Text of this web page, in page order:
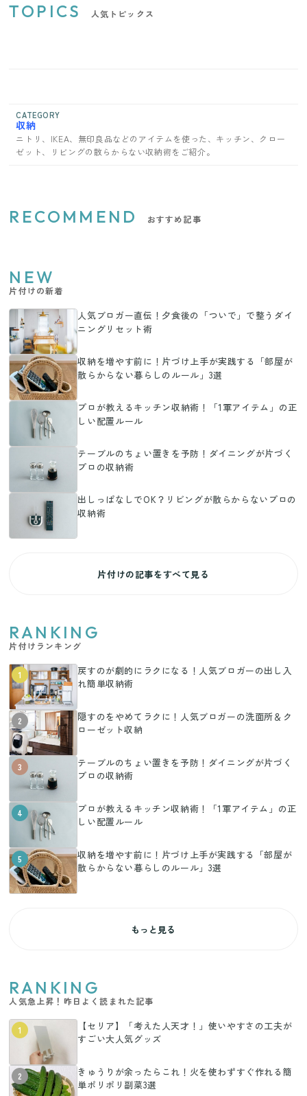
TOPICS 人気トピックス
CATEGORY
収納
ニトリ、IKEA、無印良品などのアイテムを使った、キッチン、クロー
ゼット、リビングの散らからない収納術をご紹介。
RECOMMEND おすすめ記事
NEW
片付けの新着
人気ブロガー直伝！夕食後の「ついで」で整うダイ
ニングリセット術
収納を増やす前に！片づけ上手が実践する「部屋が
散らからない暮らしのルール」3選
プロが教えるキッチン収納術！「1軍アイテム」の正
しい配置ルール
テーブルのちょい置きを予防！ダイニングが片づく
プロの収納術
出しっぱなしでOK？リビングが散らからないプロの
収納術
片付けの記事をすべて見る
RANKING
片付けランキング
1
戻すのが劇的にラクになる！人気ブロガーの出し入
れ簡単収納術
2
隠すのをやめてラクに！人気ブロガーの洗面所＆ク
ローゼット収納
3
テーブルのちょい置きを予防！ダイニングが片づく
プロの収納術
4
プロが教えるキッチン収納術！「1軍アイテム」の正
しい配置ルール
5
収納を増やす前に！片づけ上手が実践する「部屋が
散らからない暮らしのルール」3選
もっと見る
RANKING
人気急上昇！昨日よく読まれた記事
1
【セリア】「考えた人天才！」使いやすさの工夫が
すごい大人気グッズ
2
きゅうりが余ったらこれ！火を使わずすぐ作れる簡
単ポリポリ副菜3選